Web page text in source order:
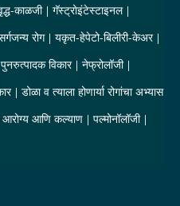
काळजी
गॅस्ट्रोइंटेस्टाइनल
रोग
यकृत-हेपेटो-बिलीरी-केअर
विकार
नेफ्रोलॉजी
डोळा व त्याला होणार्या रोगांचा अभ्यास
आरोग्य आणि कल्याण
पल्मोनॉलॉजी